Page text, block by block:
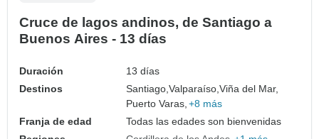
Cruce de lagos andinos, de Santiago a
Buenos Aires - 13 días
Duración
13 días
Destinos
Santiago,Valparaíso,Viña del Mar,
Puerto Varas, +8 más
Franja de edad
Todas las edades son bienvenidas